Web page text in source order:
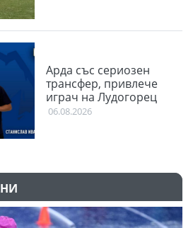
Арда със сериозен
трансфер, привлече
играч на Лудогорец
06.08.2026